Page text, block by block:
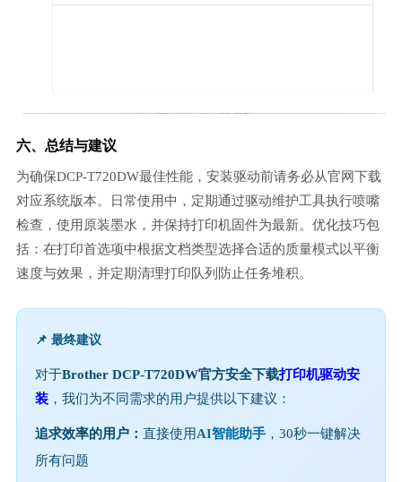
六、总结与建议
为确保DCP-T720DW最佳性能，安装驱动前请务必从官网下载
对应系统版本。日常使用中，定期通过驱动维护工具执行喷嘴
检查，使用原装墨水，并保持打印机固件为最新。优化技巧包
括：在打印首选项中根据文档类型选择合适的质量模式以平衡
速度与效果，并定期清理打印队列防止任务堆积。
📌 最终建议
对于Brother DCP-T720DW官方安全下载打印机驱动安
装，我们为不同需求的用户提供以下建议：
追求效率的用户： 直接使用AI智能助手，30秒一键解决
所有问题